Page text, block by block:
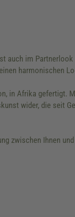
auch im
harmonischen
in Afrika gefertigt.
wider, die seit
zwischen Ihnen